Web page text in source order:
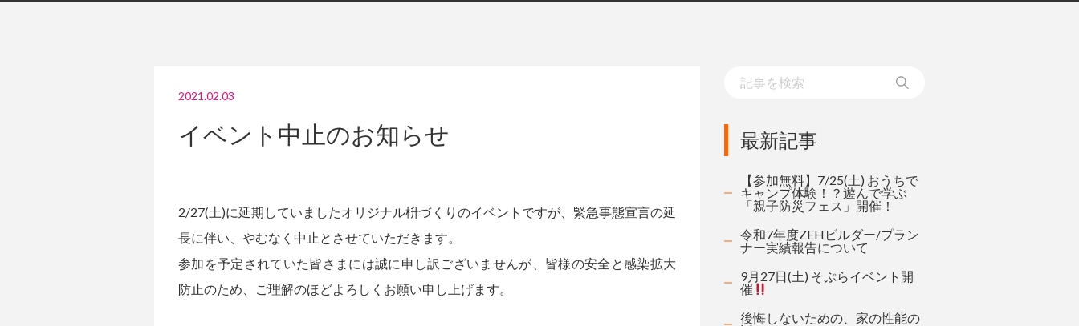
2021.02.03
イベント中止のお知らせ
2/27(土)に延期していましたオリジナル枡づくりのイベントですが、緊急事態宣言の延
長に伴い、やむなく中止とさせていただきます。
参加を予定されていた皆さまには誠に申し訳ございませんが、皆様の安全と感染拡大
防止のため、ご理解のほどよろしくお願い申し上げます。
最新記事
【参加無料】7/25(土) おうちで
キャンプ体験！？遊んで学ぶ
「親子防災フェス」開催！
令和7年度ZEHビルダー/プラン
ナー実績報告について
9月27日(土) そぷらイベント開
催
後悔しないための、家の性能の